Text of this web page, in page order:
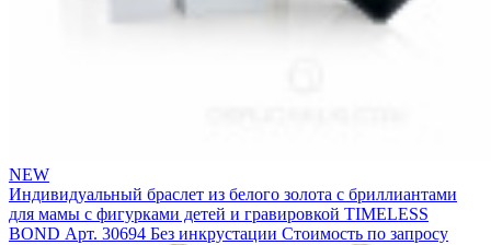
NEW
Индивидуальный браслет из белого золота с бриллиантами
для мамы с фигурками детей и гравировкой TIMELESS
BOND Арт. 30694 Без инкрустации Стоимость по запросу